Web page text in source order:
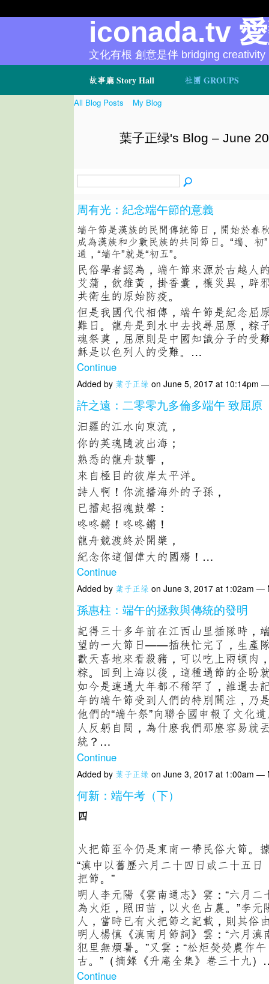
故事廳 Story Hall 社團 GROUPS
iconada.tv
文化有根 創意是伴 bridging creativity
All Blog Posts My Blog
葉子正绿's Blog – June
周有光：紀念端午節的意義
端午節是漢族的民間傳統節日，開始於春
成為漢族和少數民族的共同節日。“端、初
通，“端午”就是“初五”。
民俗學者認為，端午節來源於古越人
艾蒲，飲雄黃，掛香囊，禳災異，辟
共衛生的原始防疫。
但是我國代代相傳，端午節是紀念屈
難日。龍舟是到水中去找尋屈原，粽
魂祭奠，屈原則是中國知識分子的受
穌是以色列人的受難。…
Continue
Added by 葉子正绿 on June 5, 2017 at 10:14pm
許之遠：二零零九多倫多端午 致屈原
汩羅的江水向東流，
你的英魂隨波出海；
熟悉的龍舟鼓響，
來自極目的彼岸太平洋。
詩人啊！你流播海外的子孫，
已擂起招魂鼓聲：
咚咚鏘！咚咚鏘！
龍舟競渡終於開槳，
紀念你這個偉大的國殤！…
Continue
Added by 葉子正绿 on June 3, 2017 at 1:02am —
孫惠柱：端午的拯救與傳統的發明
記得三十多年前在江西山里插隊時，
望的一大節日——插秧忙完了，生產
歡天喜地來看殺豬，可以吃上兩頓肉
粽。回到上海以後，這種過節的企盼
如今是連過大年都不稀罕了，誰還去
年的端午節受到人們的特別關注，乃
他們的“端午祭”向聯合國申報了文化
人反躬自問，為什麽我們那麽容易就
統？…
Continue
Added by 葉子正绿 on June 3, 2017 at 1:00am —
何新：端午考（下）
四
火把節至今仍是東南一帶民俗大節。
“滇中以舊歷六月二十四日或二十五日
把節。”
明人李元陽《雲南通志》雲：“六月二
為火炬，照田苗，以火色占農。”李元
人，當時已有火把節之記載，則其俗
明人楊慎《滇南月節詞》雲：“六月滇
犯里無煩暑。”又雲：“松炬熒熒農作
古。”（摘錄《升庵全集》卷三十九
Continue